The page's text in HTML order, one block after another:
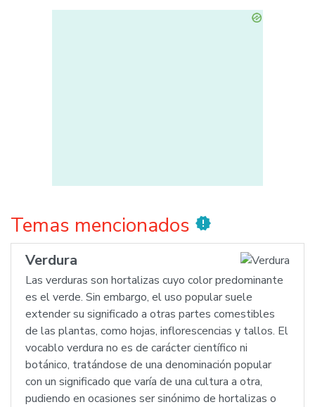
Temas mencionados new_releases
Verdura
Las verduras son hortalizas cuyo color predominante
es el verde. Sin embargo, el uso popular suele
extender su significado a otras partes comestibles
de las plantas, como hojas, inflorescencias y tallos. El
vocablo verdura no es de carácter científico ni
botánico, tratándose de una denominación popular
con un significado que varía de una cultura a otra,
pudiendo en ocasiones ser sinónimo de hortalizas o